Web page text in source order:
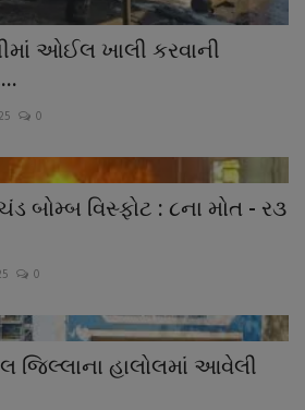
ઓઈલ ખાલી કરવાની
0
બોમ્બ વિસ્ફોટ : ૮ના મોત - ર૩
0
જિલ્લાના હાલોલમાં આવેલી